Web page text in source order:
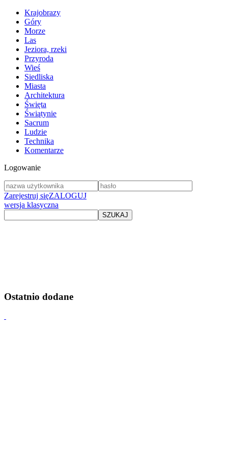
Krajobrazy
Góry
Morze
Las
Jeziora, rzeki
Przyroda
Wieś
Siedliska
Miasta
Architektura
Święta
Świątynie
Sacrum
Ludzie
Technika
Komentarze
Logowanie
Zarejestruj sięZALOGUJ
wersja klasyczna
Ostatnio dodane